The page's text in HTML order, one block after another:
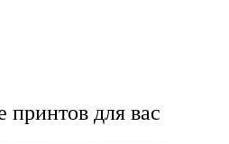
для вас